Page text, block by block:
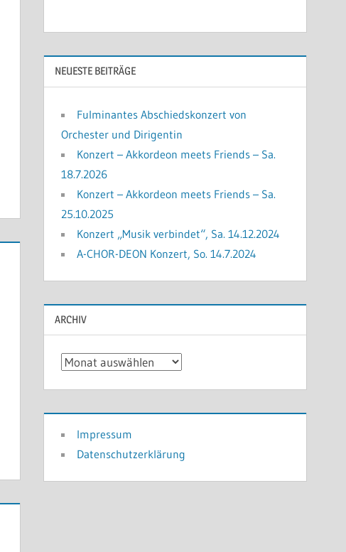
c
NEUESTE BEITRÄGE
Fulminantes Abschiedskonzert von
Orchester und Dirigentin
Konzert – Akkordeon meets Friends – Sa.
18.7.2026
Konzert – Akkordeon meets Friends – Sa.
25.10.2025
Konzert „Musik verbindet“, Sa. 14.12.2024
A-CHOR-DEON Konzert, So. 14.7.2024
ARCHIV
Archiv
Impressum
Datenschutzerklärung